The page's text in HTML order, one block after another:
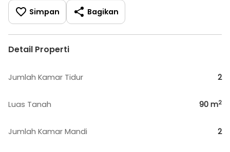
Simpan Bagikan
Detail Properti
Jumlah Kamar Tidur 2
Luas Tanah 90 m2
Jumlah Kamar Mandi 2